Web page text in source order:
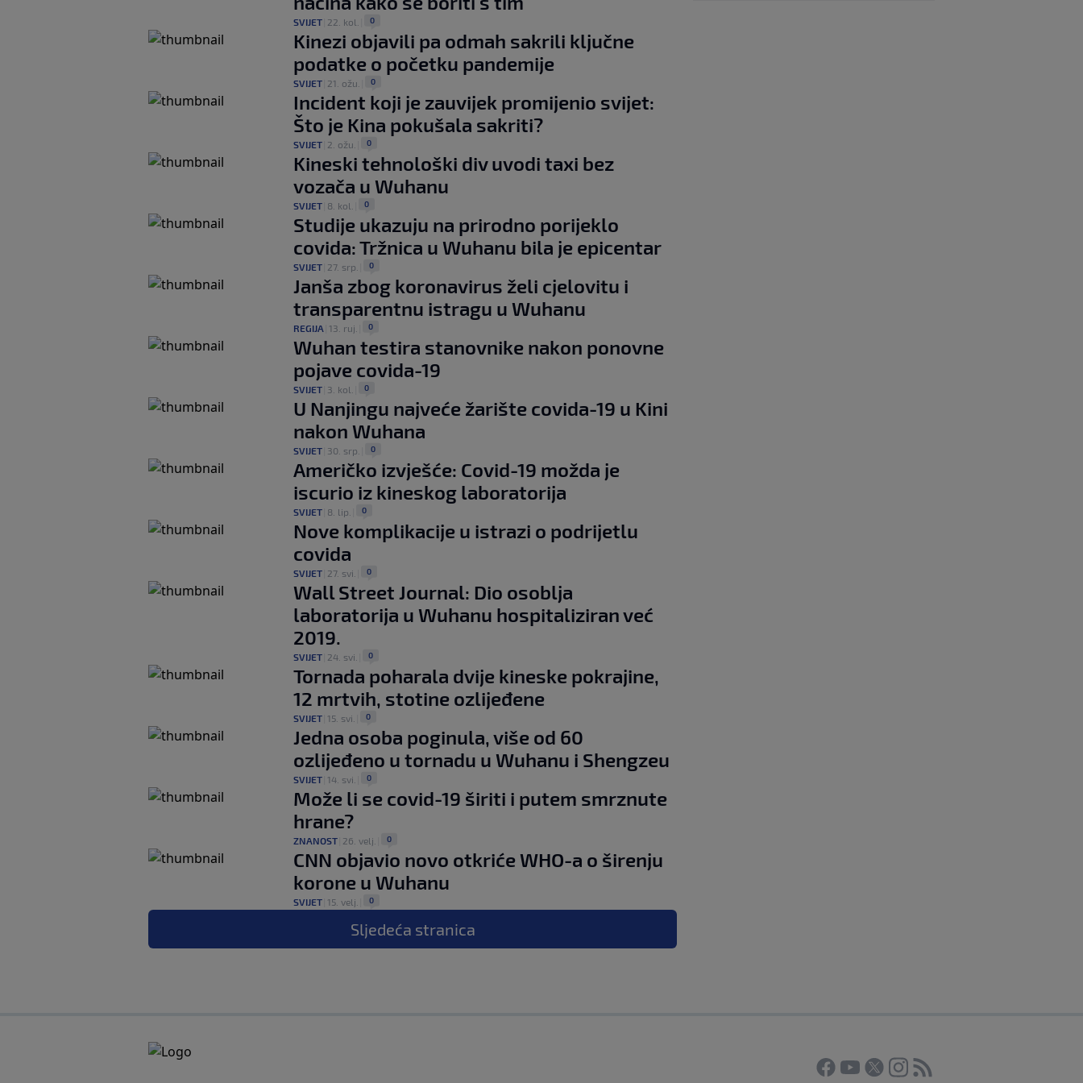
SVIJET 22. kol. 0
Kinezi objavili pa odmah sakrili ključne
podatke o početku pandemije
SVIJET 21. ožu. 0
Incident koji je zauvijek promijenio svijet:
Što je Kina pokušala sakriti?
SVIJET 2. ožu. 0
Kineski tehnološki div uvodi taxi bez
vozača u Wuhanu
SVIJET 8. kol. 0
Studije ukazuju na prirodno porijeklo
covida: Tržnica u Wuhanu bila je epicentar
SVIJET 27. srp. 0
Janša zbog koronavirus želi cjelovitu i
transparentnu istragu u Wuhanu
REGIJA 13. ruj. 0
Wuhan testira stanovnike nakon ponovne
pojave covida-19
SVIJET 3. kol. 0
U Nanjingu najveće žarište covida-19 u Kini
nakon Wuhana
SVIJET 30. srp. 0
Američko izvješće: Covid-19 možda je
iscurio iz kineskog laboratorija
SVIJET 8. lip. 0
Nove komplikacije u istrazi o podrijetlu
covida
SVIJET 27. svi. 0
Wall Street Journal: Dio osoblja
laboratorija u Wuhanu hospitaliziran već
2019.
SVIJET 24. svi. 0
Tornada poharala dvije kineske pokrajine,
12 mrtvih, stotine ozlijeđene
SVIJET 15. svi. 0
Jedna osoba poginula, više od 60
ozlijeđeno u tornadu u Wuhanu i Shengzeu
SVIJET 14. svi. 0
Može li se covid-19 širiti i putem smrznute
hrane?
ZNANOST 26. velj. 0
CNN objavio novo otkriće WHO-a o širenju
korone u Wuhanu
SVIJET 15. velj. 0
Sljedeća stranica